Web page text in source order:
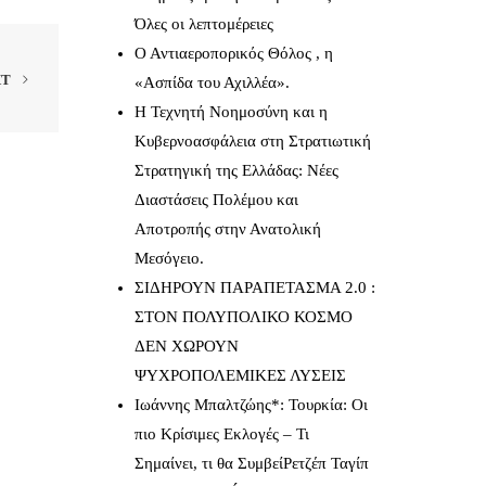
Όλες οι λεπτομέρειες
Ο Αντιαεροπορικός Θόλος , η
«Ασπίδα του Αχιλλέα».
Η Τεχνητή Νοημοσύνη και η
Κυβερνοασφάλεια στη Στρατιωτική
Στρατηγική της Ελλάδας: Νέες
Διαστάσεις Πολέμου και
Αποτροπής στην Ανατολική
Μεσόγειο.
ΣΙΔΗΡΟΥΝ ΠΑΡΑΠΕΤΑΣΜΑ 2.0 :
ΣΤΟΝ ΠΟΛΥΠΟΛΙΚΟ ΚΟΣΜΟ
ΔΕΝ ΧΩΡΟΥΝ
ΨΥΧΡΟΠΟΛΕΜΙΚΕΣ ΛΥΣΕΙΣ
Ιωάννης Μπαλτζώης*: Τουρκία: Οι
πιο Κρίσιμες Εκλογές – Τι
Σημαίνει, τι θα ΣυμβείΡετζέπ Ταγίπ